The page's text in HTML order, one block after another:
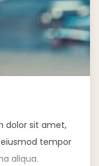
dolor sit amet,
tempor
aliqua.